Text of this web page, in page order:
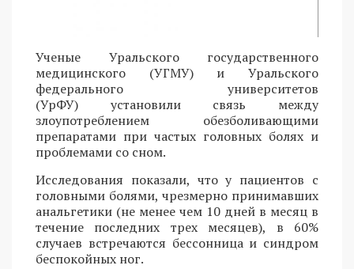
Ученые Уральского государственного
медицинского (УГМУ) и Уральского
федерального университетов
(УрФУ) установили связь между
злоупотреблением обезболивающими
препаратами при частых головных болях и
проблемами со сном.
Исследования показали, что у пациентов с
головными болями, чрезмерно принимавших
анальгетики (не менее чем 10 дней в месяц в
течение последних трех месяцев), в 60%
случаев встречаются бессонница и синдром
беспокойных ног.